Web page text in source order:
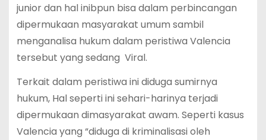
junior dan hal inibpun bisa dalam perbincangan
dipermukaan masyarakat umum sambil
menganalisa hukum dalam peristiwa Valencia
tersebut yang sedang Viral.
Terkait dalam peristiwa ini diduga sumirnya
hukum, Hal seperti ini sehari-harinya terjadi
dipermukaan dimasyarakat awam. Seperti kasus
Valencia yang “diduga di kriminalisasi oleh